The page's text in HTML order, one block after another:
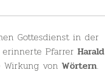
Gottesdienst in der
erinnerte Pfarrer Harald
Wirkung von Wörtern.